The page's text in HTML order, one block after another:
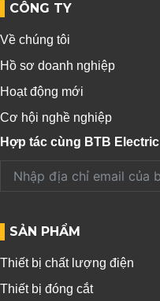
CÔNG TY
Về chúng tôi
Hồ sơ doanh nghiệp
Hoạt động mới
Cơ hội nghề nghiệp
Hợp tác cùng BTB Electric
SẢN PHẨM
Thiết bị chất lượng điện
Thiết bị đóng cắt